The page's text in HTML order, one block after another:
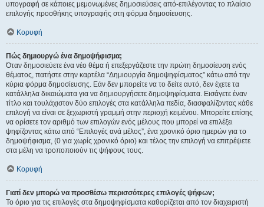
υπογραφή σε κάποιες μεμονωμένες δημοσιεύσεις από-επιλέγοντας το πλαίσιο
επιλογής προσθήκης υπογραφής στη φόρμα δημοσίευσης.
Κορυφή
Πώς δημιουργώ ένα δημοψήφισμα;
Όταν δημοσιεύετε ένα νέο θέμα ή επεξεργάζεστε την πρώτη δημοσίευση ενός
θέματος, πατήστε στην καρτέλα “Δημιουργία δημοψηφίσματος” κάτω από την
κύρια φόρμα δημοσίευσης. Εάν δεν μπορείτε να το δείτε αυτό, δεν έχετε τα
κατάλληλα δικαιώματα για να δημιουργήσετε δημοψηφίσματα. Εισάγετε έναν
τίτλο και τουλάχιστον δύο επιλογές στα κατάλληλα πεδία, διασφαλίζοντας κάθε
επιλογή να είναι σε ξεχωριστή γραμμή στην περιοχή κειμένου. Μπορείτε επίσης
να ορίσετε τον αριθμό των επιλογών ενός μέλους που μπορεί να επιλέξει
ψηφίζοντας κάτω από “Επιλογές ανά μέλος”, ένα χρονικό όριο ημερών για το
δημοψήφισμα, (0 για χωρίς χρονικό όριο) και τέλος την επιλογή να επιτρέψετε
στα μέλη να τροποποιούν τις ψήφους τους.
Κορυφή
Γιατί δεν μπορώ να προσθέσω περισσότερες επιλογές ψήφων;
Το όριο για τις επιλογές στα δημοψηφίσματα καθορίζεται από τον διαχειριστή